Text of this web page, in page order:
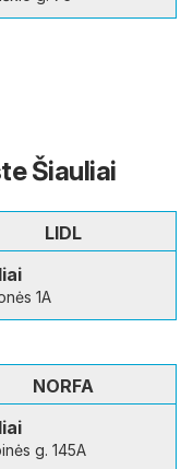
Šiauliai
LIDL
1A
NORFA
g. 145A